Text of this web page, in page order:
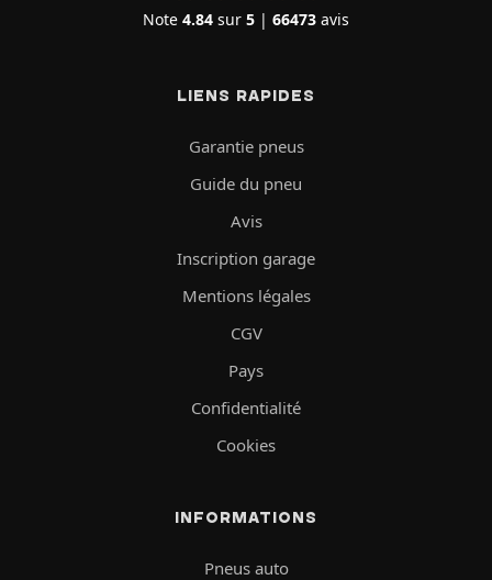
Note 4.84 sur 5 | 66473 avis
LIENS RAPIDES
Garantie pneus
Guide du pneu
Avis
Inscription garage
Mentions légales
CGV
Pays
Confidentialité
Cookies
INFORMATIONS
Pneus auto